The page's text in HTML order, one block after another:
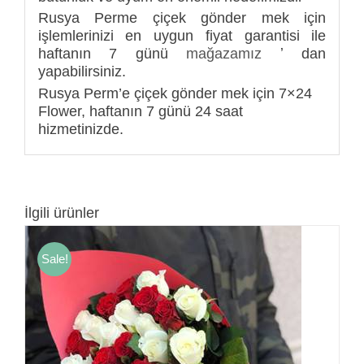
Rusya Perme çiçek gönder mek için
işlemlerinizi en uygun fiyat garantisi ile
haftanın 7 günü mağazamız ʼ dan
yapabilirsiniz.
Rusya Perm’e çiçek gönder mek için 7×24
Flower, haftanın 7 günü 24 saat
hizmetinizde.
İlgili ürünler
Sale!